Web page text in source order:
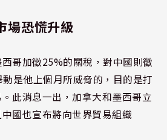
場恐慌升級
哥加徵25%的關稅，對中國則徵
是他上個月所威脅的，目的是打
此消息一出，加拿大和墨西哥立
國也宣布將向世界貿易組織